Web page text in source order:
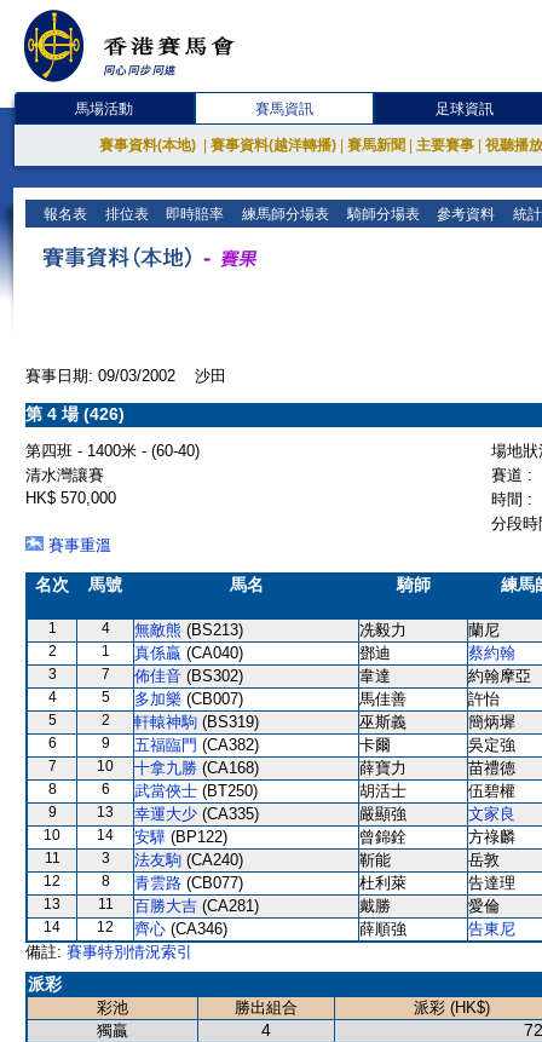
馬場活動 賽馬資訊 足球資訊
賽事資料(本地) 賽事資料(越洋轉播) 賽馬新聞 主要賽事 視聽播
報名表 排位表 即時賠率 練馬師分場表 騎師分場表 參考資料 統
賽事日期: 09/03/2002 沙田
第 4 場 (426)
第四班 - 1400米 - (60-40)
場地
清水灣讓賽
賽道 :
HK$ 570,000
時間 :
分段
賽事重溫
名次 馬號 馬名 騎師 練馬
1 4 無敵熊 (BS213) 冼毅力 蘭尼
2 1 真係贏 (CA040) 鄧迪 蔡約翰
3 7 佈佳音 (BS302) 韋達 約翰摩亞
4 5 多加樂 (CB007) 馬佳善 許怡
5 2 軒轅神駒 (BS319) 巫斯義 簡炳墀
6 9 五福臨門 (CA382) 卡爾 吳定強
7 10 十拿九勝 (CA168) 薛寶力 苗禮德
8 6 武當俠士 (BT250) 胡活士 伍碧權
9 13 幸運大少 (CA335) 嚴顯強 文家良
10 14 安驊 (BP122) 曾錦銓 方祿麟
11 3 法友駒 (CA240) 靳能 岳敦
12 8 青雲路 (CB077) 杜利萊 告達理
13 11 百勝大吉 (CA281) 戴勝 愛倫
14 12 齊心 (CA346) 薛順強
告東尼
備註: 賽事特別情況索引
派彩
彩池 勝出組合
派彩 (HK$)
獨贏
4